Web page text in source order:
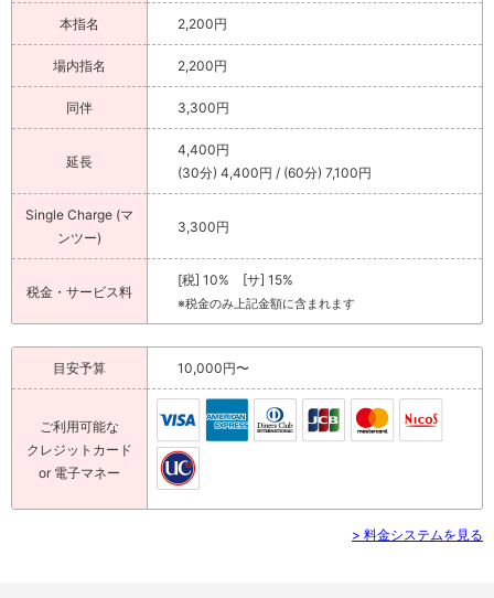
本指名 2,200円
場内指名 2,200円
同伴 3,300円
延長
4,400円
(30分) 4,400円 / (60分) 7,100円
Single Charge (マ
ンツー)
3,300円
税金・サービス料
[税] 10% [サ] 15%
※税金のみ上記金額に含まれます
目安予算 10,000円〜
ご利用可能な
クレジットカード
or 電子マネー
> 料金システムを見る